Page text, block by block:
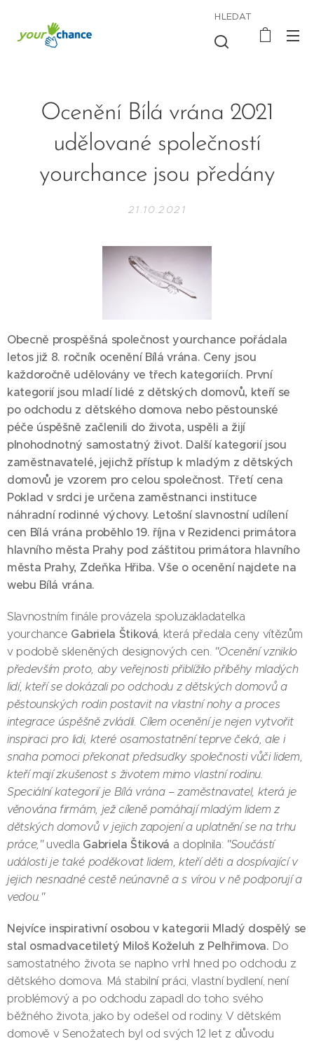
HLEDAT
Ocenění Bílá vrána 2021
udělované společností
yourchance jsou předány
21.10.2021
Obecně prospěšná společnostyourchance pořádala
letos již 8. ročník ocenění Bílá vrána. Ceny jsou
každoročně udělovány ve třech kategoriích. První
kategorií jsou mladí lidé z dětských domovů, kteří se
po odchodu z dětského domova nebo pěstounské
péče úspěšně začlenili do života, uspěli a žijí
plnohodnotný samostatný život. Další kategorií jsou
zaměstnavatelé, jejichž přístup k mladým z dětských
domovů je vzorem pro celou společnost. Třetí cena
Poklad v srdci je určena zaměstnanci instituce
náhradní rodinné výchovy. Letošní slavnostní udílení
cen Bílá vrána proběhlo 19. října v Rezidenci primátora
hlavního města Prahy pod záštitou primátora hlavního
města Prahy, Zdeňka Hřiba. Vše o ocenění najdete na
webu Bílá vrána.
Slavnostním finále provázela spoluzakladatelka
yourchance Gabriela Štiková , která předala ceny vítězům
v podobě skleněných designových cen. "Ocenění vzniklo
především proto, aby veřejnosti přiblížilo příběhy mladých
lidí, kteří se dokázali po odchodu z dětských domovů a
pěstounských rodin postavit na vlastní nohy a proces
integrace úspěšně zvládli. Cílem ocenění je nejen vytvořit
inspiraci pro lidi, které osamostatnění teprve čeká, ale i
snaha pomoci překonat předsudky společnosti vůči lidem,
kteří mají zkušenost s životem mimo vlastní rodinu.
Speciální kategorií je Bílá vrána – zaměstnavatel, která je
věnována firmám, jež cíleně pomáhají mladým lidem z
dětských domovů v jejich zapojení a uplatnění se na trhu
práce,"uvedla Gabriela Štiková a doplnila: "Součástí
události je také poděkovat lidem, kteří děti a dospívající v
jejich nesnadné cestě neúnavně a s vírou v ně podporují a
vedou."
Nejvíce inspirativní osobou v kategorii Mladý dospělý se
stal osmadvacetiletý Miloš Koželuh z Pelhřimova. Do
samostatného života se naplno vrhl hned po odchodu z
dětského domova. Má stabilní práci, vlastní bydlení, není
problémový a po odchodu zapadl do toho svého
běžného života, jako by odešel od rodiny. V dětském
domově v Senožatech byl od svých 12 let z důvodu